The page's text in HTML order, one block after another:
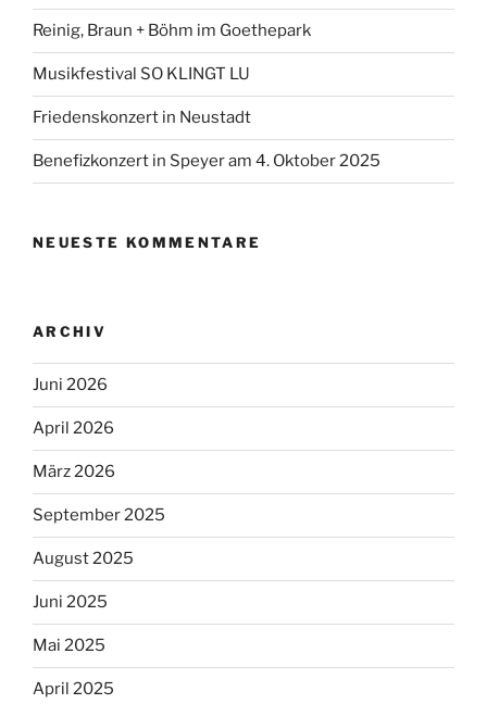
Reinig, Braun + Böhm im Goethepark
Musikfestival SO KLINGT LU
Friedenskonzert in Neustadt
Benefizkonzert in Speyer am 4. Oktober 2025
NEUESTE KOMMENTARE
ARCHIV
Juni 2026
April 2026
März 2026
September 2025
August 2025
Juni 2025
Mai 2025
April 2025